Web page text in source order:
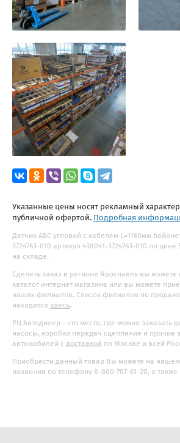
Указанные цены носят рекламный
публичной офертой. Подробная
Датчик АБС угловой с кабелем L=1160мм
3724763-010 артикул 438041-3724763-010 по
на складе.
Сделать заказ в регионе Ярославль вы можете
каталог интернет магазина или вы можете
наших филиалов. Список филиалов по продаже
находятся здесь.
РЦ Автодилер - это место, где можно заказать
насосы, коробки передач сцепление и прочие
автомобилей с доставкой по Москве и всей
Приобрести данный товар Вы можете на
позвонив по телефону 8-800-707-61-20, а